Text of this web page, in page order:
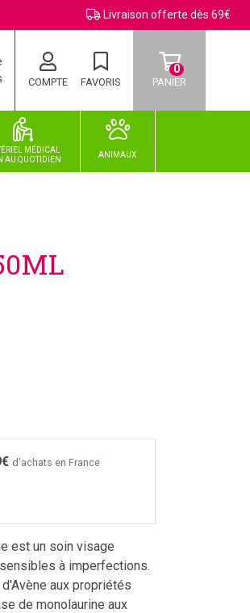
Livraison offerte dès 69€
COMPTE FAVORIS PANIER
0
MÉDICAL
AUQUOTIDIEN
ANIMAUX
d’achats en France
est un soin visage
à imperfections.
aux propriétés
de monolaurine aux